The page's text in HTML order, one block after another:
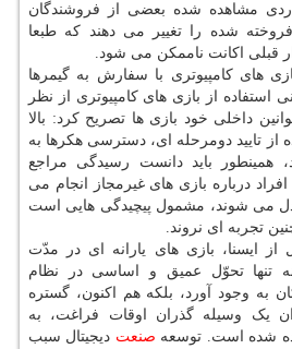
مشاهده شده بعضی از فروشندگان
شده را تغییر می دهند که طبعا
قبلی اکانت ناممکن می شود.
های کامپیوتری با سفارش به گیمرها
استفاده از بازی های کامپیوتری از نظر
داخلی خود بازی ها تصریح کرد: بالا
از تایید دومرحله ای، دسترسی هکرها به
همینطور باید دانست رسیدگی مراجع
درباره بازی های غیرمجاز انجام می
می شوند، مشمول پیچیدگی هایی است
تجربه ای نروند.
ایسنا، بازی های یارانه ای در مدّت
تنها تحوّل عمیق و اساسی در نظام
به وجود آورد، بلکه هم اکنون، گستره
یک وسیله گذران اوقات فراغت، به
شده است. توسعه صنعت دیجیتال سبب